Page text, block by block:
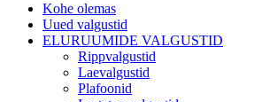
Kohe olemas
Uued valgustid
ELURUUMIDE VALGUSTID
Rippvalgustid
Laevalgustid
Plafoonid